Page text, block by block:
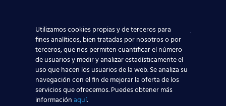
Edad:
Utilizamos cookies propias y de terceros para
fines analíticos, bien tratadas por nosotros o por
terceros, que nos permiten cuantificar el número
de usuarios y medir y analizar estadísticamente el
uso que hacen los usuarios de la web. Se analiza su
navegación con el fin de mejorar la oferta de los
servicios que ofrecemos. Puedes obtener más
informaciónaquí.